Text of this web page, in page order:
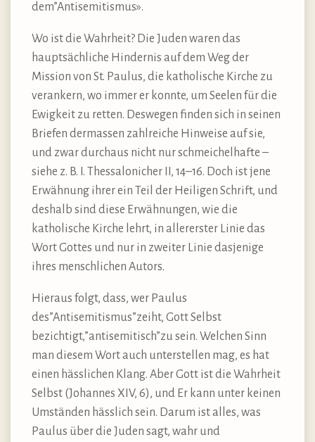
dem”Antisemitismus».
Wo ist die Wahrheit? Die Juden waren das
hauptsächliche Hindernis auf dem Weg der
Mission von St. Paulus, die katholische Kirche zu
verankern, wo immer er konnte, um Seelen für die
Ewigkeit zu retten. Deswegen finden sich in seinen
Briefen dermassen zahlreiche Hinweise auf sie,
und zwar durchaus nicht nur schmeichelhafte –
siehe z. B. I. Thessalonicher II, 14–16. Doch ist jene
Erwähnung ihrer ein Teil der Heiligen Schrift, und
deshalb sind diese Erwähnungen, wie die
katholische Kirche lehrt, in allererster Linie das
Wort Gottes und nur in zweiter Linie dasjenige
ihres menschlichen Autors.
Hieraus folgt, dass, wer Paulus
des”Antisemitismus”zeiht, Gott Selbst
bezichtigt,”antisemitisch”zu sein. Welchen Sinn
man diesem Wort auch unterstellen mag, es hat
einen hässlichen Klang. Aber Gott ist die Wahrheit
Selbst (Johannes XIV, 6), und Er kann unter keinen
Umständen hässlich sein. Darum ist alles, was
Paulus über die Juden sagt, wahr und